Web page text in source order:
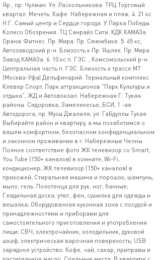
Яр., пр. Чулман. Ул. Раскольникова. ТРЦ Торговый
квартал. Мечеть. Кафе. Набережная и пляж. 4. 21 кс
Н.Г. Самый центр и Сердце города. У Парка Победы.
Колесо Обозрения. ТЦ Санрайз Сити. КДК КАМАЗа.
Оранж Фитнес. Пр. Мира. Пр. Сююмбике. 5. 65 кс,
Автозаводский р-н. Близость к Пр. Яшлек. Пр. Мира.
Завод КАМАЗа. 6. 10 кс п. ГЭС. , Комсомольский р-н.
Центральная часть п. ГЭС. Близость к трассе М7
(Москва-Уфа) Дельфинарий. Термальный комплекс
Клевер Спорт. Парк аттракционов "Парк Культуры и
отдыха", ЖД и Автовокзал. Набережная Г. Тукая.
районы: Сидоровка, Замелекесье, БСИ, 1 -ая
Автодорога, пр. Мусы Джалиля, ул. Габдуллы Тукая
Выбирайте район и квартиру, а мы позаботимся о
вашем комфортном, безопасном конфиденциальном
и законном проживании в г. Набережные Челны. .
Полное соответствие фото ЖК телевизор со Smart,
You Tube (150+ каналов) в комнате, Wi-Fi,
кондиционер; ЖК телевизор (150+ каналов) в
прихожей; Стиральная машина и порошок, шампунь,
мыло, гель. Полотенца для рук, ног, банные;
Гладильная доска, утюг, фен, сушилка для одежды и
вешалка; Оборудованная кухонная зона с посудой и
принадлежностями и приборами для
самостоятельного приготовления и употребления
пищи; СВЧ, электрочайник, холодильник, духовой
шкаф, электрическая варочная поверхность, USB
зарядное устройство. Кофе, чай, сахар, приправы и